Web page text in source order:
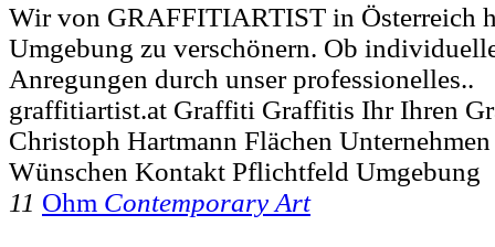
Wir von GRAFFITIARTIST in Österreich
Umgebung zu verschönern. Ob
Anregungen durch unser professionelles..
graffitiartist.at Graffiti Graffitis Ihr Ihren
Christoph Hartmann Flächen
Wünschen Kontakt Pflichtfeld Umgebung
11 Ohm Contemporary Art